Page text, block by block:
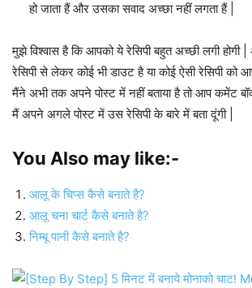
हो जाता हैं और उसका सवाद अच्छा नहीं लगता हैं |
मुझे विश्वास है कि आपको ये रेसिपी बहुत अच्छी लगी
रेसिपी से लेकर कोई भी डाउट है या कोई ऐसी रेसिपी को
मैंने अभी तक अपने पोस्ट में नहीं बताया है तो आप कमेंट
मैं अपने अगले पोस्ट में उस रेसिपी के बारे में बता दूंगी |
You Also may like:-
आलू के चिप्स कैसे बनाते है?
आलू चना चार्ट कैसे बनाते है?
निम्बू पानी कैसे बनाते है?